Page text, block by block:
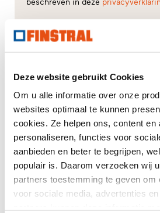
Deze website gebruikt Cookies
Om u alle informatie over onze
websites optimaal te kunnen
cookies. Ze helpen ons, content en
personaliseren, functies voor
aanbieden en beter te begrijpen,
populair is. Daarom verzoeken wij
partners toestemming te geven om
voor sociale media, advertenties
beschreven in deze
Voor welk thema heeft u
Huisdeuren
Glasgevels
Raamvervanging
Nieuw-/Verbouwing